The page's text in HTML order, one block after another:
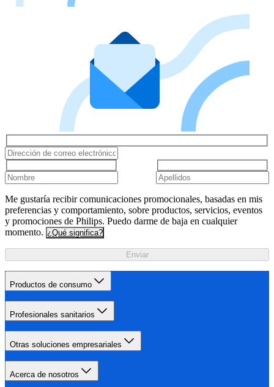
Me gustaría recibir comunicaciones promocionales, basadas en mis
preferencias y comportamiento, sobre productos, servicios, eventos
y promociones de Philips. Puedo darme de baja en cualquier
momento. ¿Qué significa?
Enviar
Productos de consumo
Profesionales sanitarios
Otras soluciones empresariales
Acerca de nosotros